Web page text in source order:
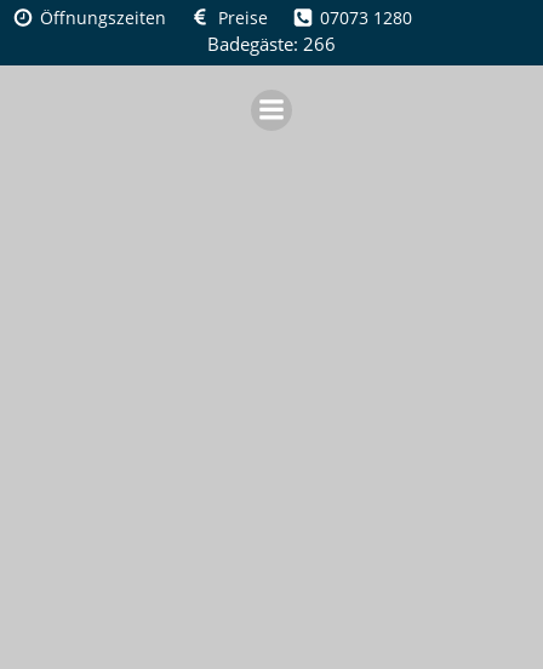
Zum
Inhalt
springen
Öffnungszeiten Preise 07073 1280
Badegäste: 266